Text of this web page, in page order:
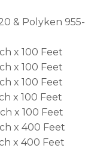
& Polyken
x 100 Feet
x 100 Feet
x 100 Feet
x 100 Feet
x 100 Feet
x 400 Feet
x 400 Feet